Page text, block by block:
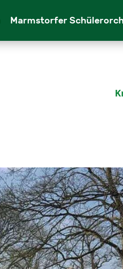
Marm­stor­fer